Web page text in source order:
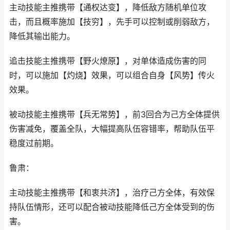
主动技能主推携带【通权达变】，降低敌方随机单位攻
击，而且概率施加【技穷】，先手可以控制或削弱敌方，
降低其输出能力。
追击技能主推携带【野火燎原】，对单体造成伤害的同
时，可以施加【灼烧】效果，可以组合自身【风势】传火
效果。
被动技能主推携带【兵无常势】，前3回合为己方全体提供
伤害减免，覆盖全队，大幅提高队伍容错率，帮助队伍平
稳度过前期。
鲁肃：
主动技能主推携带【和衷共济】，治疗己方全体，有效保
持队伍情形，还可以配合被动技能降低己方全体受到的伤
害。